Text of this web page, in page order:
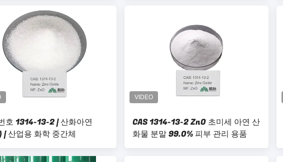
호 1314-13-2 | 산화아연
| 산업용 화학 중간체
CAS 1314-13-2 ZnO 초미세 아연 산
화물 분말 99.0% 피부 관리 용품